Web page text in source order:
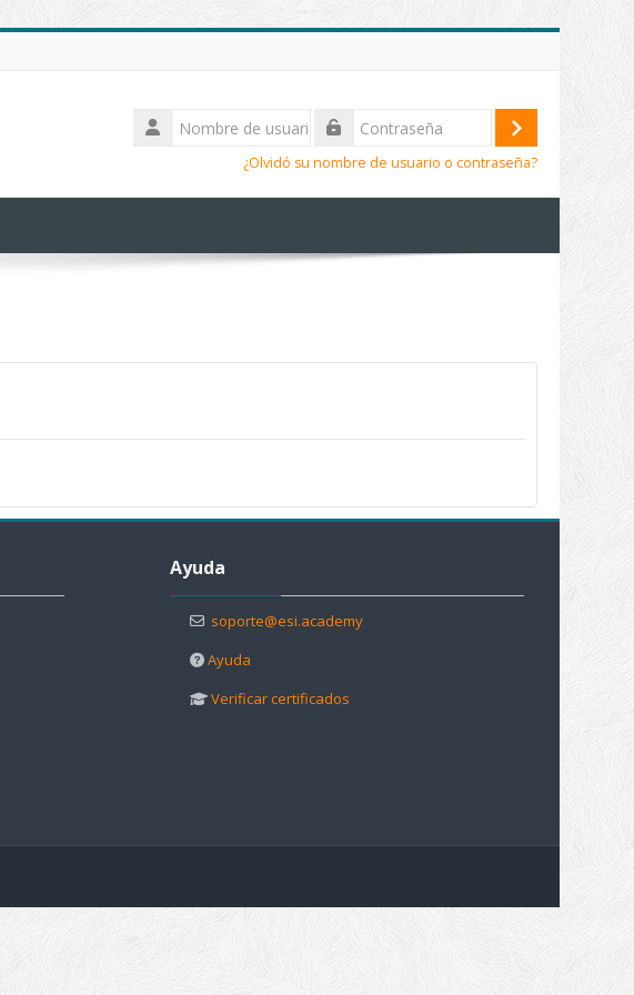
Nombre
de
Acceder
¿Olvidó su nombre de usuario o contraseña?
Ayuda
soporte@esi.academy
Ayuda
Verificar certificados